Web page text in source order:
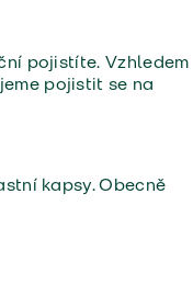
pojistíte. Vzhledem
pojistit se na
kapsy. Obecně